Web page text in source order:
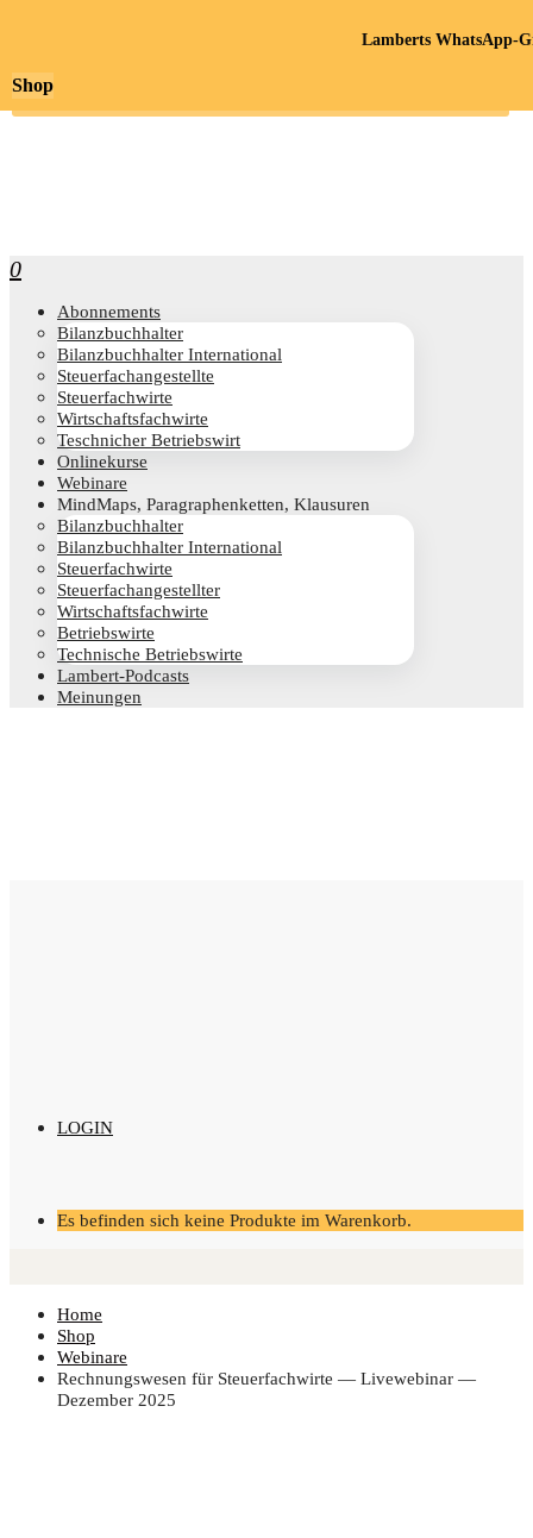
0
Abon­ne­ments
Bilanz­buch­hal­ter
Bilanz­buch­hal­ter International
Steu­er­fach­an­ge­stell­te
Steu­er­fach­wir­te
Wirt­schafts­fach­wir­te
Teschni­cher Betriebswirt
Online­kur­se
Web­i­na­re
Mind­Maps, Para­gra­phen­ket­ten, Klausuren
Bilanz­buch­hal­ter
Bilanz­buch­hal­ter International
Steu­er­fach­wir­te
Steu­er­fach­an­ge­stell­ter
Wirt­schafts­fach­wir­te
Betriebs­wir­te
Tech­ni­sche Betriebswirte
Lam­­bert-Pod­­casts
Mei­nun­gen
LOGIN
Es befinden sich keine Produkte im Warenkorb.
Home
Shop
Webinare
Rech­nungs­we­sen für Steu­er­fach­wir­te — Live­web­i­nar —
Dezem­ber 2025
Shop
Lamberts WhatsApp-